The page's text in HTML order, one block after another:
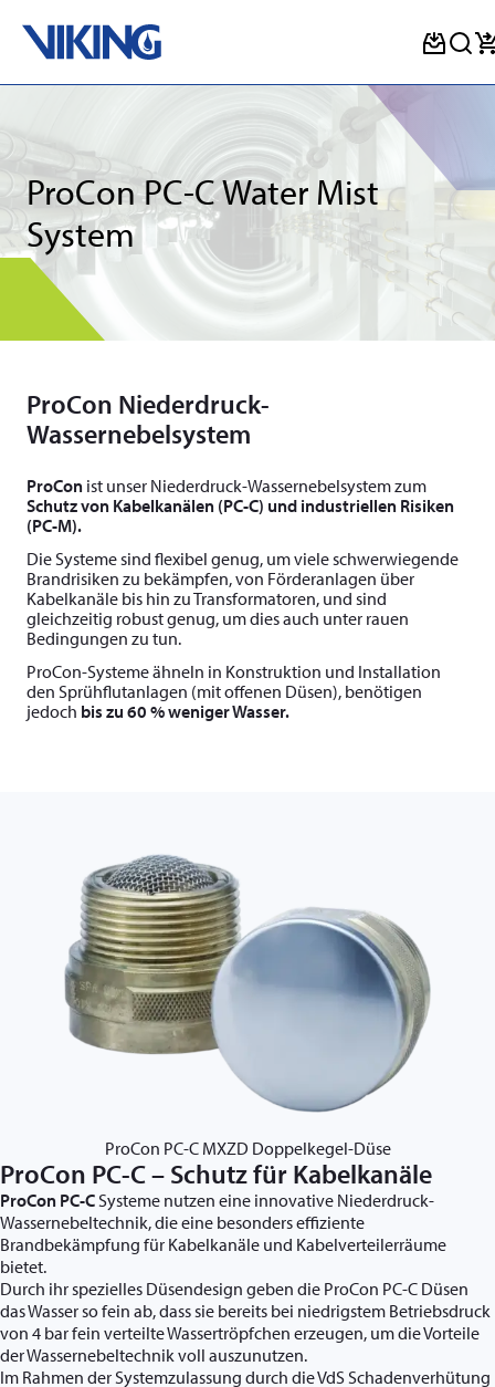
ProCon PC-C Water Mist
System
ProCon Niederdruck-
Wassernebelsystem
ProCon ist unser Niederdruck-Wassernebelsystem zum
Schutz von Kabelkanälen (PC-C) und industriellen Risiken
(PC-M).
Die Systeme sind flexibel genug, um viele schwerwiegende
Brandrisiken zu bekämpfen, von Förderanlagen über
Kabelkanäle bis hin zu Transformatoren, und sind
gleichzeitig robust genug, um dies auch unter rauen
Bedingungen zu tun.
ProCon-Systeme ähneln in Konstruktion und Installation
den Sprühflutanlagen (mit offenen Düsen), benötigen
jedoch bis zu 60 % weniger Wasser.
ProCon PC-C – Schutz für Kabelkanäle
ProCon PC-C Systeme nutzen eine innovative Niederdruck-
Wassernebeltechnik, die eine besonders effiziente
Brandbekämpfung für Kabelkanäle und Kabelverteilerräume
bietet.
Durch ihr spezielles Düsendesign geben die ProCon PC-C Düsen
das Wasser so fein ab, dass sie bereits bei niedrigstem Betriebsdruck
von 4 bar fein verteilte Wassertröpfchen erzeugen, um die Vorteile
der Wassernebeltechnik voll auszunutzen.
Im Rahmen der Systemzulassung durch die VdS Schadenverhütung
ProCon PC-C MXZD Doppelkegel-Düse